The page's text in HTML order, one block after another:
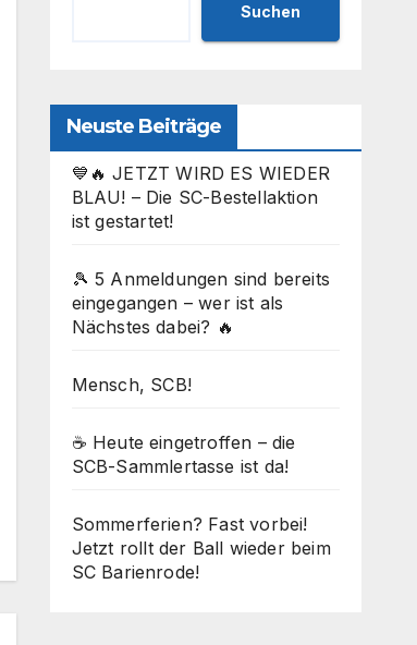
Suchen
Neuste Beiträge
💙🔥 JETZT WIRD ES WIEDER
BLAU! – Die SC-Bestellaktion
ist gestartet!
🎾 5 Anmeldungen sind bereits
eingegangen – wer ist als
Nächstes dabei? 🔥
Mensch, SCB!
☕ Heute eingetroffen – die
SCB-Sammlertasse ist da!
Sommerferien? Fast vorbei!
Jetzt rollt der Ball wieder beim
SC Barienrode!